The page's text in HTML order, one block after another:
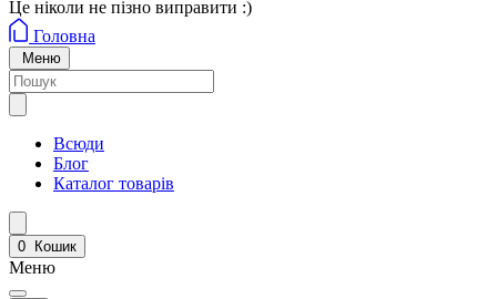
Це ніколи не пізно виправити :)
Головна
Меню
Всюди
Блог
Каталог товарів
0 Кошик
Меню